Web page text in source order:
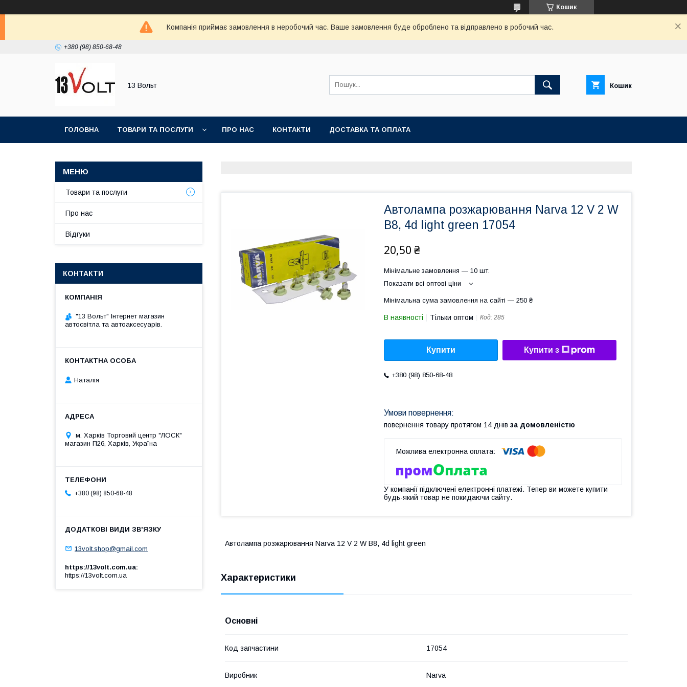
Кошик
Компанія приймає замовлення в неробочий час. Ваше замовлення буде оброблено та відправлено в робочий час.
+380 (98) 850-68-48
13 Вольт Кошик
ГОЛОВНА ТОВАРИ ТА ПОСЛУГИ ПРО НАС КОНТАКТИ ДОСТАВКА ТА ОПЛАТА
Автолампа розжарювання Narva 12 V 2 W
B8, 4d light green 17054
20,50 ₴
Мінімальне замовлення — 10 шт.
Показати всі оптові ціни
Мінімальна сума замовлення на сайті — 250 ₴
В наявності Тільки оптом Код: 285
Купити Купити з
+380 (98) 850-68-48
повернення товару протягом 14 днів за домовленістю
У компанії підключені електронні платежі. Тепер ви можете купити
будь-який товар не покидаючи сайту.
Автолампа розжарювання Narva 12 V 2 W B8, 4d light green
Характеристики
Основні
Код запчастини 17054
Виробник Narva
Товари та послуги
Про нас
Відгуки
КОНТАКТИ
"13 Вольт" Інтернет магазин
автосвітла та автоаксесуарів.
Наталія
м. Харків Торговий центр "ЛОСК"
магазин П26, Харків, Україна
+380 (98) 850-68-48
13volt.shop@gmail.com
https://13volt.com.ua
https://13volt.com.ua